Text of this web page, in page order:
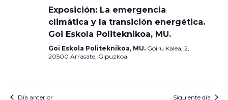
Exposición: La emergencia
climática y la transición energética.
Goi Eskola Politeknikoa, MU.
Goi Eskola Politeknikoa, MU. Goiru Kalea, 2,
20500 Arrasate, Gipuzkoa
Día anterior Siguiente día